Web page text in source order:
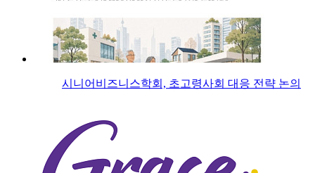
시니어비즈니스학회, 초고령사회 대응 전략 논의